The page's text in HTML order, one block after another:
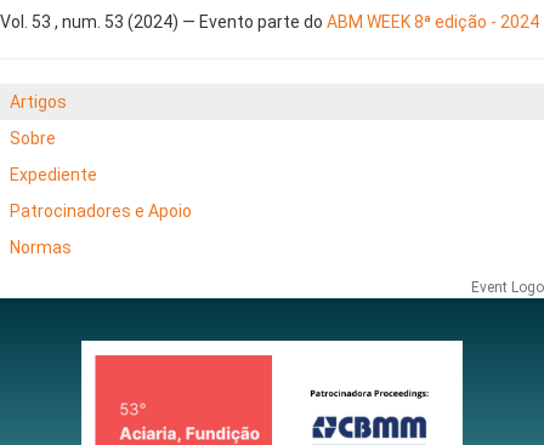
Vol. 53 , num. 53 (2024) — Evento parte do ABM WEEK 8ª edição - 2024
Artigos
Sobre
Expediente
Patrocinadores e Apoio
Normas
Event Logo